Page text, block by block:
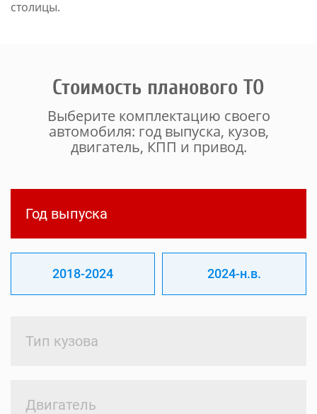
столицы.
Стоимость планового ТО
Выберите комплектацию своего
автомобиля: год выпуска, кузов,
двигатель, КПП и привод.
Год выпуска
2018-2024 2024-н.в.
Тип кузова
Двигатель